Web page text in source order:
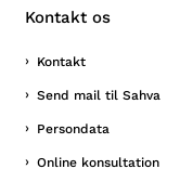
Kontakt os
Kontakt
Send mail til Sahva
Persondata
Online konsultation